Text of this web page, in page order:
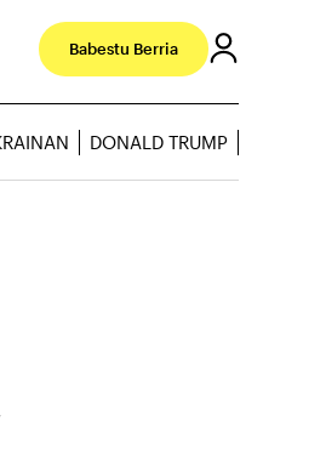
Babestu Berria
DONALD TRUMP